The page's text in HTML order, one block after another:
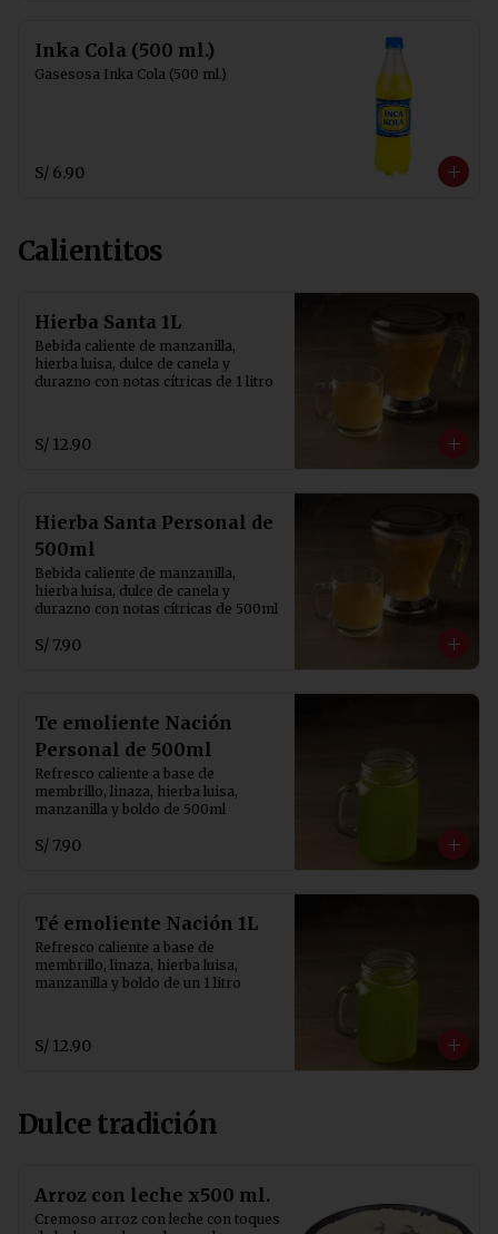
Inka Cola (500 ml.)
Gasesosa Inka Cola (500 ml.)
S/ 6.90
Calientitos
Hierba Santa 1L
Bebida caliente de manzanilla,
hierba luisa, dulce de canela y
durazno con notas cítricas de 1 litro
S/ 12.90
Hierba Santa Personal de
500ml
Bebida caliente de manzanilla,
hierba luisa, dulce de canela y
durazno con notas cítricas de 500ml
S/ 7.90
Te emoliente Nación
Personal de 500ml
Refresco caliente a base de
membrillo, linaza, hierba luisa,
manzanilla y boldo de 500ml
S/ 7.90
Té emoliente Nación 1L
Refresco caliente a base de
membrillo, linaza, hierba luisa,
manzanilla y boldo de un 1 litro
S/ 12.90
Dulce tradición
Arroz con leche x500 ml.
Cremoso arroz con leche con toques